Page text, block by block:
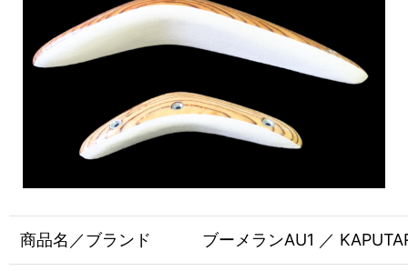
商品名／ブランド ブーメランAU1 ／